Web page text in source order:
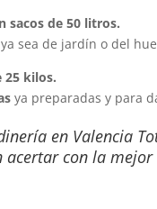
sacos de 50 litros.
ya sea de jardín o del
25 kilos.
ya preparadas y para
en Valencia
acertar con la mejor